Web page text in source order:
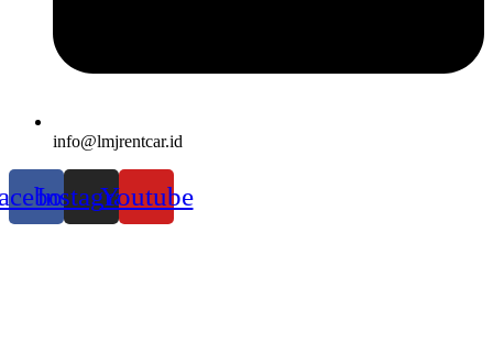
info@lmjrentcar.id
InstagramYoutube